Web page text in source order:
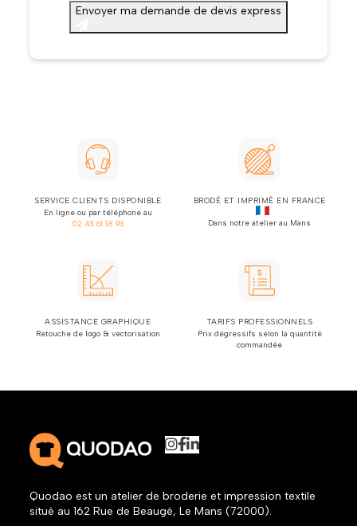
Envoyer ma demande de devis express
SERVICE CLIENTS DISPONIBLE
En ligne ou par téléphone au
02 43 61 18 93
BRODÉ ET IMPRIMÉ EN FRANCE
Dans notre atelier au Mans
ASSISTANCE GRAPHIQUE
Retouche de logo & vectorisation
TARIFS PROFESSIONNELS
Prix dégressifs selon la quantité
commandée
Quodao est un atelier de broderie et impression textile
situé au 162 Rue de Beaugé, Le Mans (72000).